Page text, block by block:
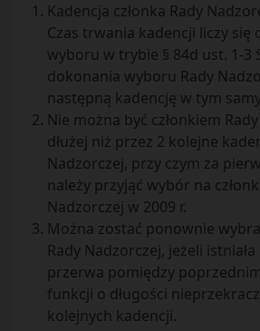
Kadencja członka Rady
Czas trwania kadencji liczy się
wyboru w trybie § 84d ust. 1-3
dokonania wyboru Rady
następną kadencję w tym
Nie można być członkiem
dłużej niż przez 2 kolejne
Nadzorczej, przy czym za
należy przyjąć wybór na
Nadzorczej w 2009 r.
Można zostać ponownie
Rady Nadzorczej, jeżeli
przerwa pomiędzy
funkcji o długości
kolejnych kadencji.